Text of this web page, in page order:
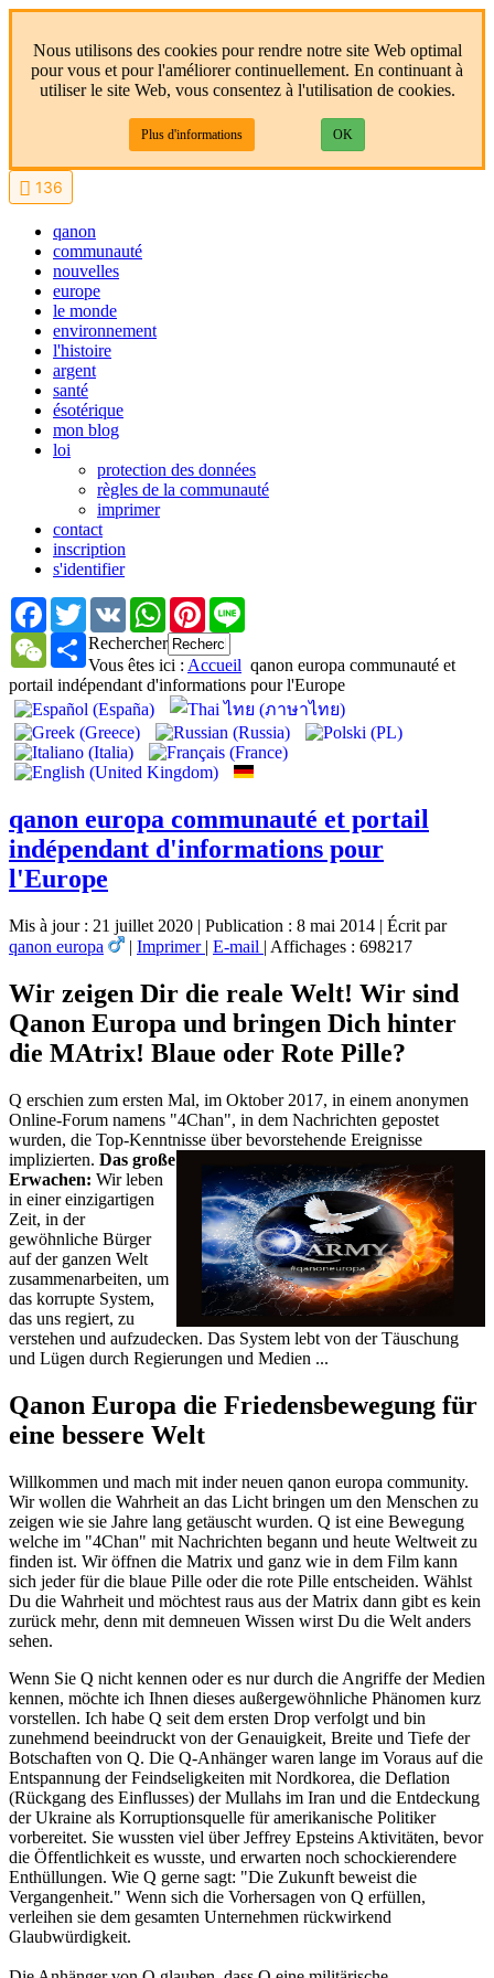
Nous utilisons des cookies pour rendre notre site Web optimal
pour vous et pour l'améliorer continuellement. En continuant à
utiliser le site Web, vous consentez à l'utilisation de cookies.
Plus d'informations OK
136
qanon
communauté
nouvelles
europe
le monde
environnement
l'histoire
argent
santé
ésotérique
mon blog
loi
protection des données
règles de la communauté
imprimer
contact
inscription
s'identifier
Facebook
Twitter VK WhatsApp
Pinterest
WeChatShare
Rechercher
Vous êtes ici : Accueil qanon europa communauté et
portail indépendant d'informations pour l'Europe
qanon europa communauté et portail
indépendant d'informations pour
l'Europe
Mis à jour : 21 juillet 2020 | Publication : 8 mai 2014 | Écrit par
qanon europa
| Imprimer | E-mail | Affichages : 698217
Wir zeigen Dir die reale Welt! Wir sind
Qanon Europa und bringen Dich hinter
die MAtrix! Blaue oder Rote Pille?
Q erschien zum ersten Mal, im Oktober 2017, in einem anonymen
Online-Forum namens "4Chan", in dem Nachrichten gepostet
wurden, die Top-Kenntnisse über bevorstehende Ereignisse
implizierten. Das große
Erwachen: Wir leben
in einer einzigartigen
Zeit, in der
gewöhnliche Bürger
auf der ganzen Welt
zusammenarbeiten, um
das korrupte System,
das uns regiert, zu
verstehen und aufzudecken. Das System lebt von der Täuschung
und Lügen durch Regierungen und Medien ...
Qanon Europa die Friedensbewegung für
eine bessere Welt
Willkommen und mach mit inder neuen qanon europa community.
Wir wollen die Wahrheit an das Licht bringen um den Menschen zu
zeigen wie sie Jahre lang getäuscht wurden. Q ist eine Bewegung
welche im "4Chan" mit Nachrichten begann und heute Weltweit zu
finden ist. Wir öffnen die Matrix und ganz wie in dem Film kann
sich jeder für die blaue Pille oder die rote Pille entscheiden. Wählst
Du die Wahrheit und möchtest raus aus der Matrix dann gibt es kein
zurück mehr, denn mit demneuen Wissen wirst Du die Welt anders
sehen.
Wenn Sie Q nicht kennen oder es nur durch die Angriffe der Medien
kennen, möchte ich Ihnen dieses außergewöhnliche Phänomen kurz
vorstellen. Ich habe Q seit dem ersten Drop verfolgt und bin
zunehmend beeindruckt von der Genauigkeit, Breite und Tiefe der
Botschaften von Q. Die Q-Anhänger waren lange im Voraus auf die
Entspannung der Feindseligkeiten mit Nordkorea, die Deflation
(Rückgang des Einflusses) der Mullahs im Iran und die Entdeckung
der Ukraine als Korruptionsquelle für amerikanische Politiker
vorbereitet. Sie wussten viel über Jeffrey Epsteins Aktivitäten, bevor
die Öffentlichkeit es wusste, und erwarten noch schockierendere
Enthüllungen. Wie Q gerne sagt: "Die Zukunft beweist die
Vergangenheit." Wenn sich die Vorhersagen von Q erfüllen,
verleihen sie dem gesamten Unternehmen rückwirkend
Glaubwürdigkeit.